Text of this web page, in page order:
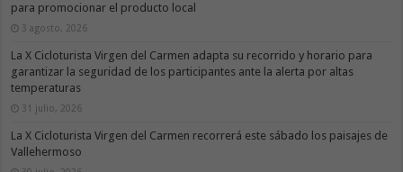
para promocionar el producto local
3 agosto, 2026
La X Cicloturista Virgen del Carmen adapta su recorrido y horario para
garantizar la seguridad de los participantes ante la alerta por altas
temperaturas
31 julio, 2026
La X Cicloturista Virgen del Carmen recorrerá este sábado los paisajes de
Vallehermoso